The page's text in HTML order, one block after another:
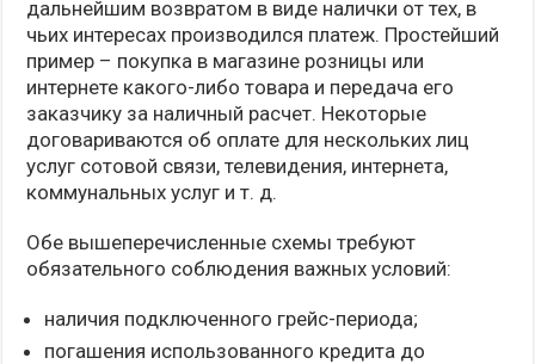
дальнейшим возвратом в виде налички от тех, в
чьих интересах производился платеж. Простейший
пример – покупка в магазине розницы или
интернете какого-либо товара и передача его
заказчику за наличный расчет. Некоторые
договариваются об оплате для нескольких лиц
услуг сотовой связи, телевидения, интернета,
коммунальных услуг и т. д.
Обе вышеперечисленные схемы требуют
обязательного соблюдения важных условий:
наличия подключенного грейс-периода;
погашения использованного кредита до